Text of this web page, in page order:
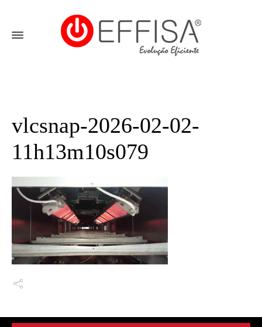
vlcsnap-2026-02-02-
11h13m10s079